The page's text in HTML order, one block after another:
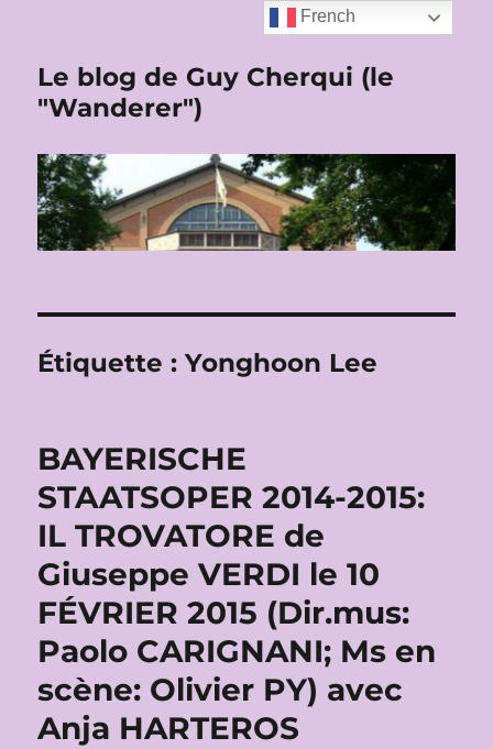
Le blog de Guy Cherqui (le
"Wanderer")
Étiquette :Yonghoon Lee
BAYERISCHE
STAATSOPER 2014-2015:
IL TROVATORE de
Giuseppe VERDI le 10
FÉVRIER 2015 (Dir.mus:
Paolo CARIGNANI; Ms en
scène: Olivier PY) avec
Anja HARTEROS
French